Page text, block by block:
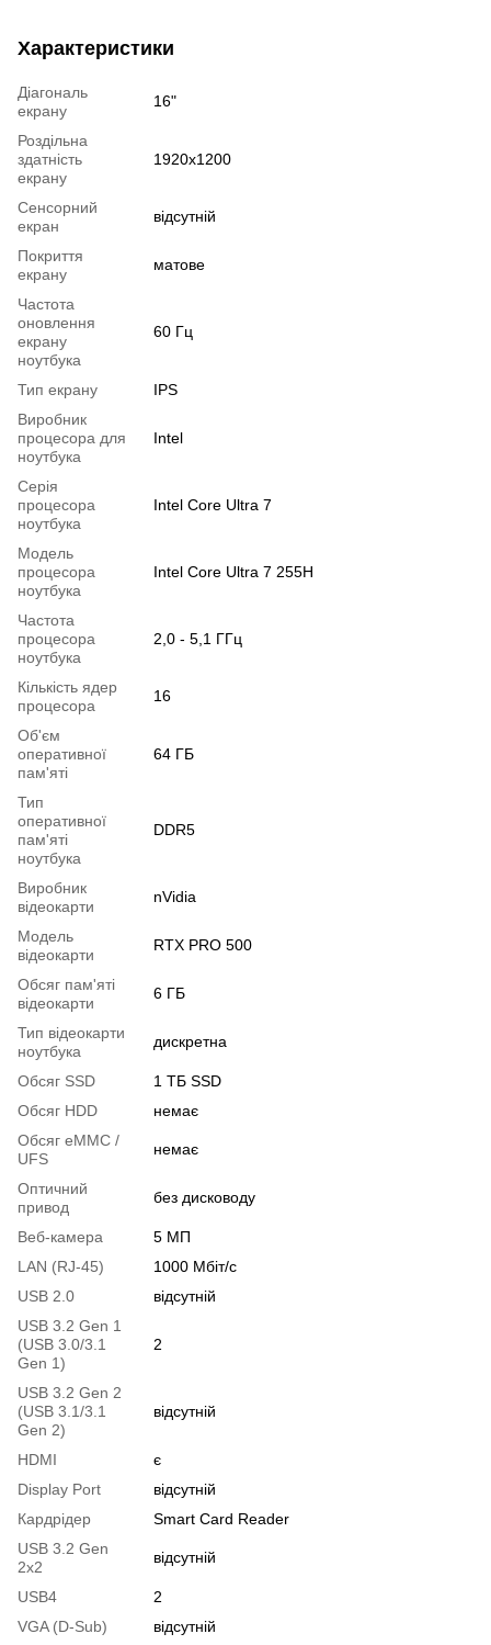
Характеристики
Діагональ
екрану
16"
Роздільна
здатність
екрану
1920x1200
Сенсорний
екран
відсутній
Покриття
екрану
матове
Частота
оновлення
екрану
ноутбука
60 Гц
Тип екрану
IPS
Виробник
процесора для
ноутбука
Intel
Серія
процесора
ноутбука
Intel Core Ultra 7
Модель
процесора
ноутбука
Intel Core Ultra 7 255H
Частота
процесора
ноутбука
2,0 - 5,1 ГГц
Кількість ядер
процесора
16
Об'єм
оперативної
пам'яті
64 ГБ
Тип
оперативної
пам'яті
ноутбука
DDR5
Виробник
відеокарти
nVidia
Модель
відеокарти
RTX PRO 500
Обсяг пам'яті
відеокарти
6 ГБ
Тип відеокарти
ноутбука
дискретна
Обсяг SSD
1 ТБ SSD
Обсяг HDD
немає
Обсяг eMMC /
UFS
немає
Оптичний
привод
без дисководу
Веб-камера
5 МП
LAN (RJ-45)
1000 Мбіт/с
USB 2.0
відсутній
USB 3.2 Gen 1
(USB 3.0/3.1
Gen 1)
2
USB 3.2 Gen 2
(USB 3.1/3.1
Gen 2)
відсутній
HDMI
є
Display Port
відсутній
Кардрідер
Smart Card Reader
USB 3.2 Gen
2x2
відсутній
USB4
2
VGA (D-Sub)
відсутній